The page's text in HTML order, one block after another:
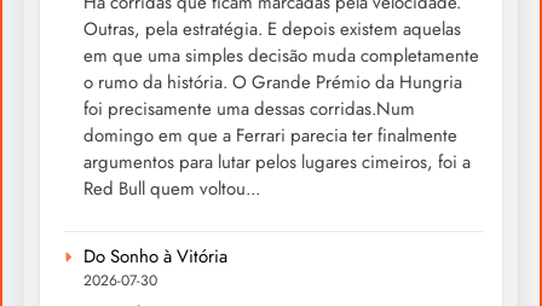
Outras, pela estratégia. E depois existem aquelas
em que uma simples decisão muda completamente
o rumo da história. O Grande Prémio da Hungria
foi precisamente uma dessas corridas.Num
domingo em que a Ferrari parecia ter finalmente
argumentos para lutar pelos lugares cimeiros, foi a
Red Bull quem voltou...
Do Sonho à Vitória
2026-07-30